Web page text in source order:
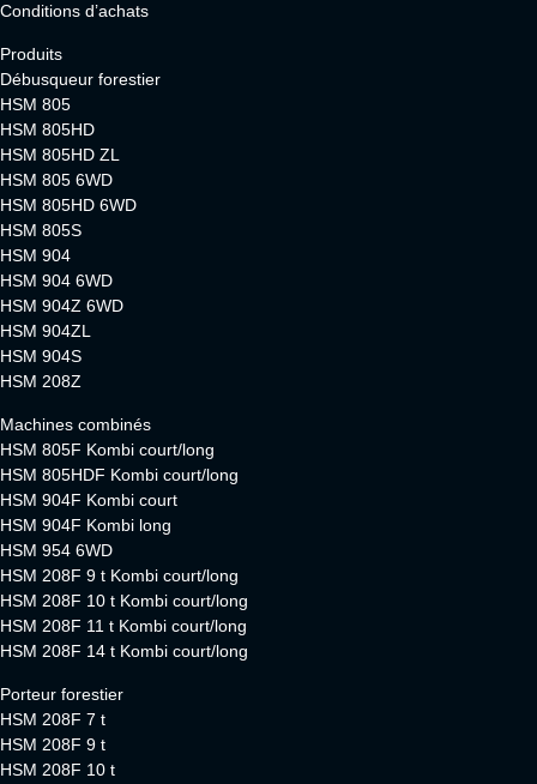
Conditions d’achats
Produits
Débusqueur forestier
HSM 805
HSM 805HD
HSM 805HD ZL
HSM 805 6WD
HSM 805HD 6WD
HSM 805S
HSM 904
HSM 904 6WD
HSM 904Z 6WD
HSM 904ZL
HSM 904S
HSM 208Z
Machines combinés
HSM 805F Kombi court/long
HSM 805HDF Kombi court/long
HSM 904F Kombi court
HSM 904F Kombi long
HSM 954 6WD
HSM 208F 9 t Kombi court/long
HSM 208F 10 t Kombi court/long
HSM 208F 11 t Kombi court/long
HSM 208F 14 t Kombi court/long
Porteur forestier
HSM 208F 7 t
HSM 208F 9 t
HSM 208F 10 t